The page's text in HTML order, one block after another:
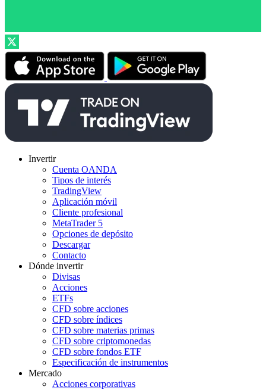
Invertir
Cuenta OANDA
Tipos de interés
TradingView
Aplicación móvil
Cliente profesional
MetaTrader 5
Opciones de depósito
Descargar
Contacto
Dónde invertir
Divisas
Acciones
ETFs
CFD sobre acciones
CFD sobre índices
CFD sobre materias primas
CFD sobre criptomonedas
CFD sobre fondos ETF
Especificación de instrumentos
Mercado
Acciones corporativas